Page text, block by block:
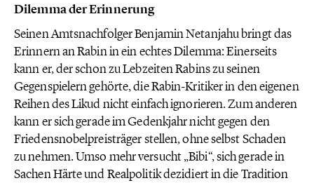
Dilemma der Erinnerung
Seinen Amtsnachfolger Benjamin Netanjahu bringt das
Erinnern an Rabin in ein echtes Dilemma: Einerseits
kann er, der schon zu Lebzeiten Rabins zu seinen
Gegenspielern gehörte, die Rabin-Kritiker in den eigenen
Reihen des Likud nicht einfach ignorieren. Zum anderen
kann er sich gerade im Gedenkjahr nicht gegen den
Friedensnobelpreisträger stellen, ohne selbst Schaden
zu nehmen. Umso mehr versucht „Bibi“, sich gerade in
Sachen Härte und Realpolitik dezidiert in die Tradition